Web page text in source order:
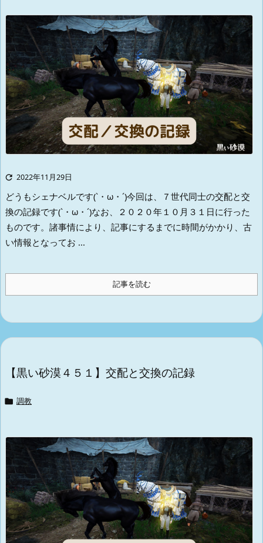
 2022年11月29日
どうもシェナベルです(`・ω・´)今回は、７世代同士の交配と交
換の記録です(`・ω・´)なお、２０２０年１０月３１日に行った
ものです。 諸事情により、記事にするまでに時間がかかり、古
い情報となってお ...
記事を読む
【黒い砂漠４５１】交配と交換の記録
 調教